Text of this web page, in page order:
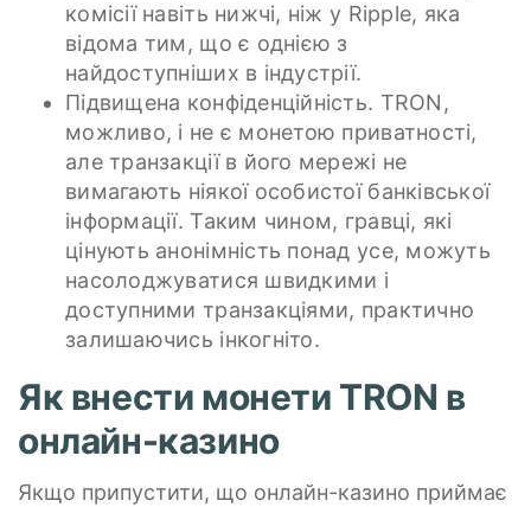
комісії навіть нижчі, ніж у Ripple, яка
відома тим, що є однією з
найдоступніших в індустрії.
Підвищена конфіденційність. TRON,
можливо, і не є монетою приватності,
але транзакції в його мережі не
вимагають ніякої особистої банківської
інформації. Таким чином, гравці, які
цінують анонімність понад усе, можуть
насолоджуватися швидкими і
доступними транзакціями, практично
залишаючись інкогніто.
Як внести монети TRON в
онлайн-казино
Якщо припустити, що онлайн-казино приймає